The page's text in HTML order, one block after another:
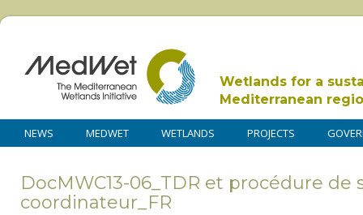
Wetlands for a
Mediterranean
NEWS MEDWET WETLANDS PROJECTS
DocMWC13-06_TDR et procédure de
coordinateur_FR